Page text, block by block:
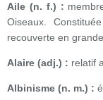
Aile (n. f.) :
Oiseaux.
recouverte en
Alaire (adj.) : relatif
Albinisme (n. m.) :